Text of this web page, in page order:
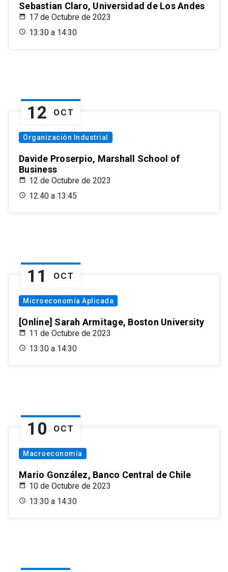
Sebastian Claro, Universidad de Los Andes
17 de Octubre de 2023
13:30 a 14:30
12 OCT
Organización Industrial
Davide Proserpio, Marshall School of
Business
12 de Octubre de 2023
12:40 a 13:45
11 OCT
Microeconomía Aplicada
[Online] Sarah Armitage, Boston University
11 de Octubre de 2023
13:30 a 14:30
10 OCT
Macroeconomía
Mario González, Banco Central de Chile
10 de Octubre de 2023
13:30 a 14:30